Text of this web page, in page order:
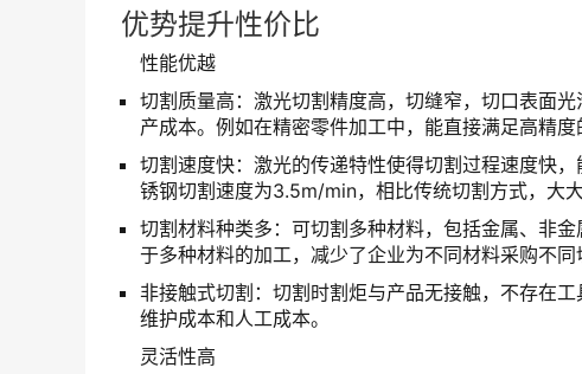
优势提升性价比
性能优越
切割质量高：激光切割精度高，切缝窄，切口表面
产成本。例如在精密零件加工中，能直接满足高精
切割速度快：激光的传递特性使得切割过程速度快
锈钢切割速度为3.5m/min，相比传统切割方式，大
切割材料种类多：可切割多种材料，包括金属、非
于多种材料的加工，减少了企业为不同材料采购不同
非接触式切割：切割时割炬与产品无接触，不存在
维护成本和人工成本。
灵活性高